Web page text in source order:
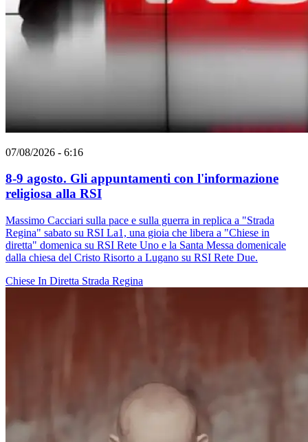
07/08/2026 - 6:16
8-9 agosto. Gli appuntamenti con l'informazione
religiosa alla RSI
Massimo Cacciari sulla pace e sulla guerra in replica a "Strada
Regina" sabato su RSI La1, una gioia che libera a "Chiese in
diretta" domenica su RSI Rete Uno e la Santa Messa domenicale
dalla chiesa del Cristo Risorto a Lugano su RSI Rete Due.
Chiese In Diretta Strada Regina